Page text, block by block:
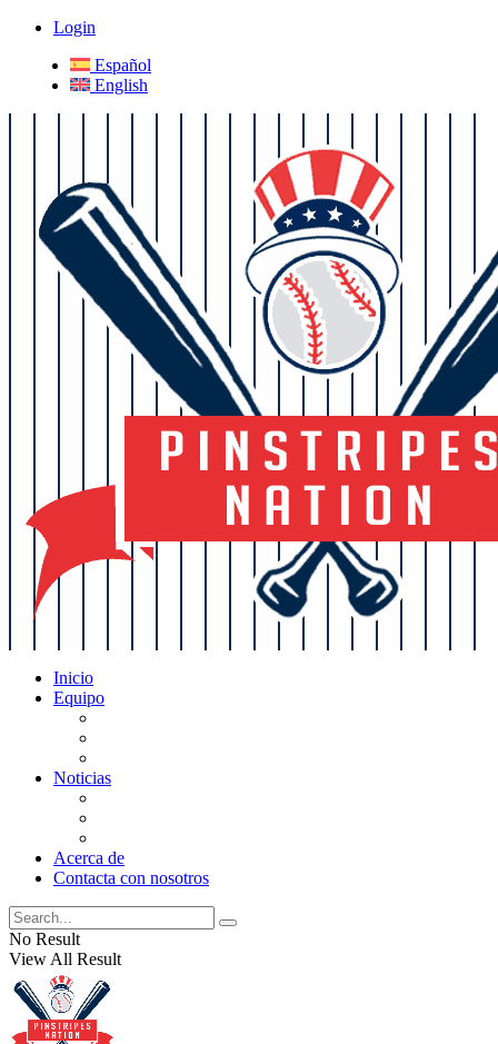
Login
Español
English
Inicio
Equipo
Noticias
Acerca de
Contacta con nosotros
No Result
View All Result